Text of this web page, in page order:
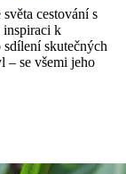
cestování s
inspiraci k
skutečných
– se všemi jeho